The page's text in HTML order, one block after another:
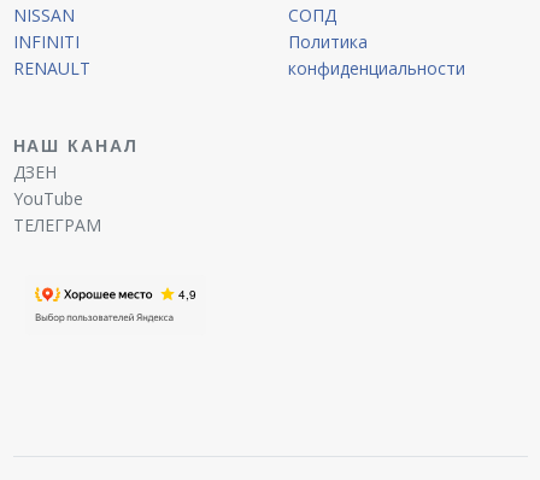
NISSAN
INFINITI
RENAULT
СОПД
Политика
конфиденциальности
НАШ КАНАЛ
ДЗЕН
YouTube
ТЕЛЕГРАМ